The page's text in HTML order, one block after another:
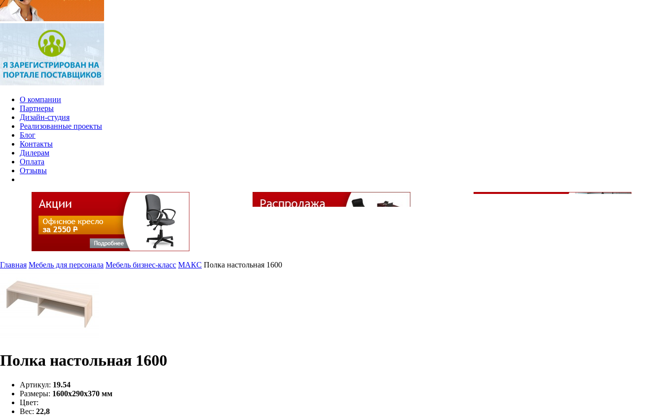
О компании
Партнеры
Дизайн-студия
Реализованные проекты
Блог
Контакты
Дилерам
Оплата
Отзывы
Главная Мебель для персонала Мебель бизнес-класс МАКС Полка настольная 1600
Полка настольная 1600
Артикул: 19.54
Размеры: 1600х290х370 мм
Цвет:
Вес: 22,8